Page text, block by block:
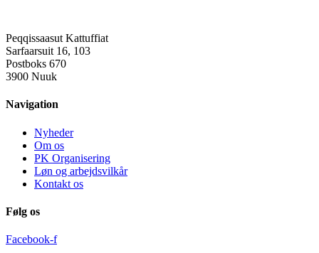
Peqqissaasut Kattuffiat
Sarfaarsuit 16, 103
Postboks 670
3900 Nuuk
Navigation
Nyheder
Om os
PK Organisering
Løn og arbejdsvilkår
Kontakt os
Følg os
Facebook-f